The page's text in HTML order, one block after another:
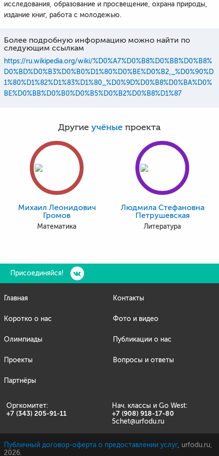
исследования, образование и просвещение, охрана природы,
издание книг, работа с молодежью.
Более подробную информацию можно найти по
следующим ссылкам
https://ru.wikipedia.org/wiki/%D0%A7%D0%B8%D0%BB%D0%B8%
D0%BD%D0%B3%D0%B0%D1%80%D0%BE%D0%B2,_%D0%90%D
1%80%D1%82%D1%83%D1%80_%D0%9D%D0%B8%D0%BA%D0%
BE%D0%BB%D0%B0%D0%B5%D0%B2%D0%B8%D1%87
Другие учёные проекта
Михаил Леонидович
Громов
Математика
Людмила Стефановна
Петрушевская
Литература
Присоединяйся!
Главная
Коротко о нас
Олимпиады
Проекты
Партнёры
Контакты
Фото и видео
Публикации о нас
Вопросы и ответы
Оргкомитет: Нач. классы и Go West:
+7 (343) 205-91-11 +7 (908) 918-17-80
5chet@urfodu.ru
Публичный договор-оферта о предоставлении услуг, urfodu.ru,
2026.